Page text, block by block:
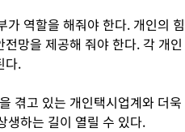
역할을 해줘야 한다. 개인의 힘
망을 제공해 줘야 한다. 각 개인
다.
겪고 있는 개인택시업계와 더욱
생하는 길이 열릴 수 있다.